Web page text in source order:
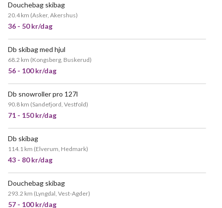
Douchebag skibag
20.4 km (Asker, Akershus)
36 - 50 kr/dag
Db skibag med hjul
68.2 km (Kongsberg, Buskerud)
56 - 100 kr/dag
Db snowroller pro 127l
90.8 km (Sandefjord, Vestfold)
71 - 150 kr/dag
Db skibag
114.1 km (Elverum, Hedmark)
43 - 80 kr/dag
Douchebag skibag
293.2 km (Lyngdal, Vest-Agder)
57 - 100 kr/dag